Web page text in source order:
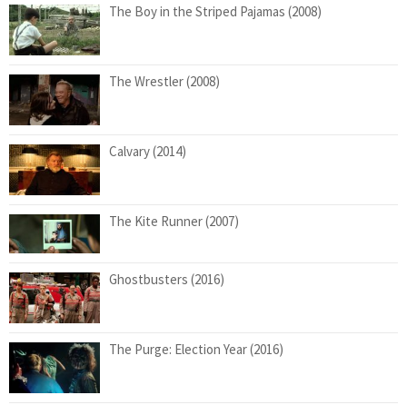
The Boy in the Striped Pajamas (2008)
The Wrestler (2008)
Calvary (2014)
The Kite Runner (2007)
Ghostbusters (2016)
The Purge: Election Year (2016)